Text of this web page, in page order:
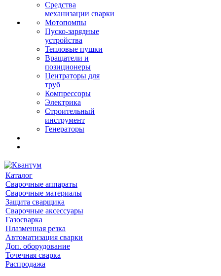
Средства
механизации сварки
Мотопомпы
Пуско-зарядные
устройства
Тепловые пушки
Вращатели и
позиционеры
Центраторы для
труб
Компрессоры
Электрика
Строительный
инструмент
Генераторы
Каталог
Сварочные аппараты
Сварочные материалы
Защита сварщика
Сварочные аксессуары
Газосварка
Плазменная резка
Автоматизация сварки
Доп. оборудование
Точечная сварка
Распродажа